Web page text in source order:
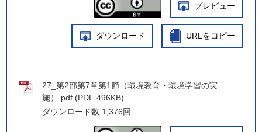
プレビュー
ダウンロード URLをコピー
27_第2部第7章第1節（環境教育・環境学習の実
施）.pdf (PDF 496KB)
ダウンロード数 1,376回